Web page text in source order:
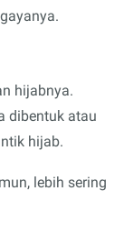
hijabnya.
dibentuk atau
hijab.
lebih sering